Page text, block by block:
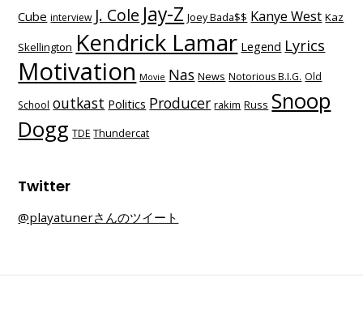
Cube interview J. Cole Jay-Z Joey Bada$$ Kanye West Kaz
Skellington Kendrick Lamar Legend Lyrics
Motivation Movie Nas News Notorious B.I.G. Old
School outkast Politics Producer rakim Russ Snoop
Dogg TDE Thundercat
Twitter
@playatunerさんのツイート